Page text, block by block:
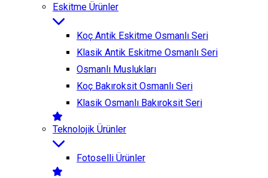
Eskitme Ürünler
Koç Antik Eskitme Osmanlı Seri
Klasik Antik Eskitme Osmanlı Seri
Osmanlı Muslukları
Koç Bakıroksit Osmanlı Seri
Klasik Osmanlı Bakıroksit Seri
Teknolojik Ürünler
Fotoselli Ürünler